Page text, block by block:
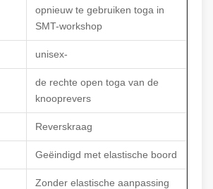
opnieuw te gebruiken toga in
SMT-workshop
unisex-
de rechte open toga van de
knooprevers
Reverskraag
Geëindigd met elastische boord
Zonder elastische aanpassing